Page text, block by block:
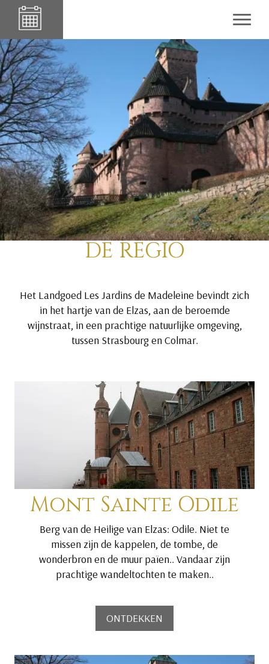
DE REGIO
Het Landgoed Les Jardins de Madeleine bevindt zich
in het hartje van de Elzas, aan de beroemde
wijnstraat, in een prachtige natuurlijke omgeving,
tussen Strasbourg en Colmar.
Mont Sainte Odile
Berg van de Heilige van Elzas: Odile. Niet te
missen zijn de kappelen, de tombe, de
wonderbron en de muur païen.. Vandaar zijn
prachtige wandeltochten te maken..
ONTDEKKEN